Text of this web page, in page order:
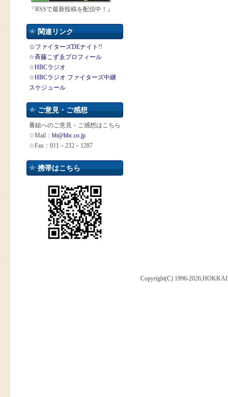
『RSSで最新投稿を配信中！』
関連リンク
☆ファイターズDEナイト!!
☆斉藤こずゑプロフィール
☆HBCラジオ
☆HBCラジオ ファイターズ中継
スケジュール
ご意見・ご感想
番組へのご意見・ご感想はこちら
☆Mail： bb@hbc.co.jp
☆Fax：011－232－1287
携帯はこちら
Copyright(C) 1996-